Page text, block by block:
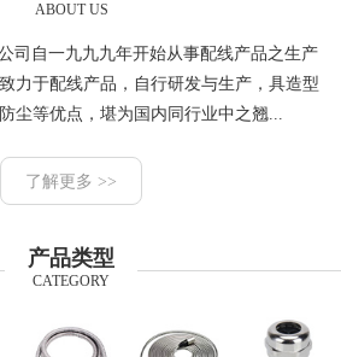
ABOUT US
司自一九九九年开始从事配线产品之生产
力于配线产品，自行研发与生产，具造型
尘等优点，堪为国内同行业中之翘...
了解更多 >>
产品类型
CATEGORY